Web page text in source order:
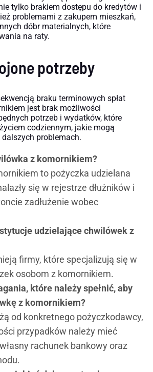
tylko brakiem dostępu do kredytów i
problemami z zakupem mieszkań,
dóbr materialnych, które
na raty.
potrzeby
braku terminowych spłat
jest brak możliwości
potrzeb i wydatków, które
codziennym, jakie mogą
problemach.
z komornikiem?
to pożyczka udzielana
się w rejestrze dłużników i
zadłużenie wobec
udzielające chwilówek z
firmy, które specjalizują się w
osobom z komornikiem.
które należy spełnić, aby
z komornikiem?
od konkretnego pożyczkodawcy,
przypadków należy mieć
rachunek bankowy oraz